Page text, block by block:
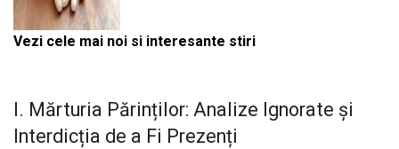
Vezi cele mai noi si interesante stiri
I. Mărturia Părinților: Analize Ignorate și
Interdicția de a Fi Prezenți